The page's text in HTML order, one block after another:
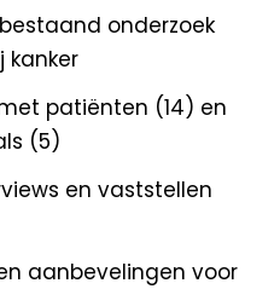
onderzoek
kanker
patiënten (14) en
(5)
en vaststellen
aanbevelingen voor